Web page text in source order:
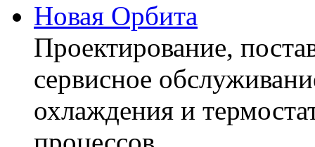
Новая Орбита
Проектирование,
сервисное
охлаждения и